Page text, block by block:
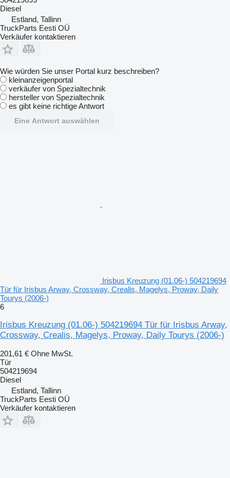
Diesel
Estland, Tallinn
TruckParts Eesti OÜ
Verkäufer kontaktieren
Wie würden Sie unser Portal kurz beschreiben?
kleinanzeigenportal
verkäufer von Spezialtechnik
hersteller von Spezialtechnik
es gibt keine richtige Antwort
Eine Antwort auswählen
Irisbus Kreuzung (01.06-) 504219694
Tür für Irisbus Arway, Crossway, Crealis, Magelys, Proway, Daily
Tourys (2006-)
6
Irisbus Kreuzung (01.06-) 504219694 Tür für Irisbus Arway,
Crossway, Crealis, Magelys, Proway, Daily Tourys (2006-)
201,61 € Ohne MwSt.
Tür
504219694
Diesel
Estland, Tallinn
TruckParts Eesti OÜ
Verkäufer kontaktieren